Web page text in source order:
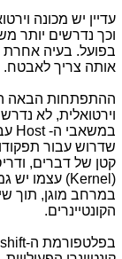
עדיין יש מכונה
וכך נדרשים יותר
בפועל. בעיה
אותה צריך לאבטח.
ההתפתחות הבאה
וירטואלית, לא
במשאבי ה-Host
שדרוש עבור
קטן של דברים,
(Kernel) עצמו יש
במרחב מוגן, תוך
הקונטיינרים.